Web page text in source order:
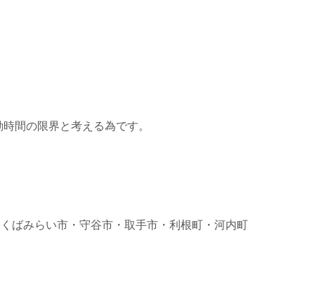
間の限界と考える為です。
くばみらい市 ・守谷市 ・取手市 ・利根町 ・河内町